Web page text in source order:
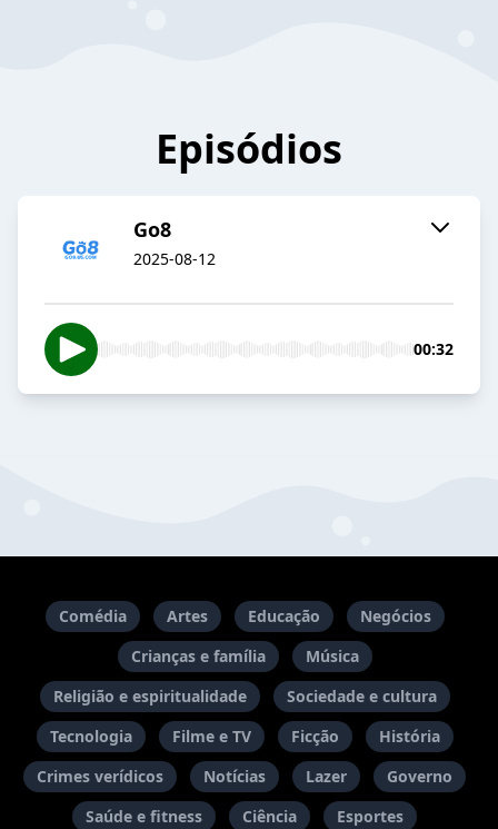
Episódios
Go8
2025-08-12
00:32
Comédia Artes Educação
Negócios
Crianças e família
Música
Religião e espiritualidade
Sociedade e cultura
Tecnologia
Filme e TV Ficção
História
Crimes verídicos
Notícias Lazer
Governo
Saúde e fitness
Ciência Esportes